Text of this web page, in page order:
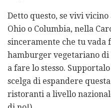
Detto questo, se vivi vicino
Ohio o Columbia, nella
sinceramente che tu vada
hamburger vegetariano
a fare lo stesso.
scelga di espandere
ristoranti a livello